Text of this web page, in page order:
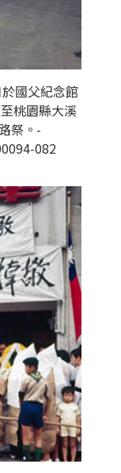
國父紀念館
桃園縣大溪
祭。-
082